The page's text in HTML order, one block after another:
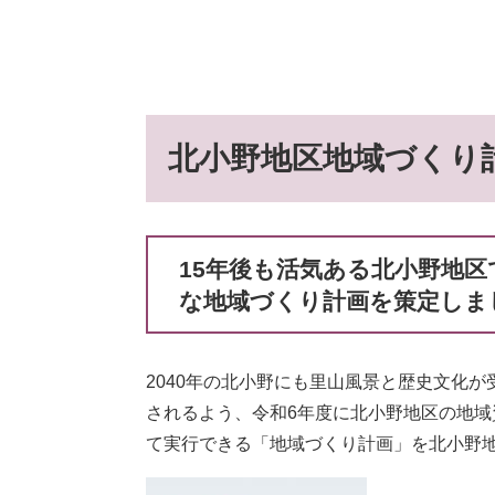
北小野地区地域づくり
15年後も活気ある北小野地
な地域づくり計画を策定しま
2040年の北小野にも里山風景と歴史文化
されるよう、令和6年度に北小野地区の地
て実行できる「地域づくり計画」を北小野